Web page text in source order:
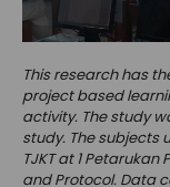
This research has
project based
activity. The study
study. The subjects
TJKT at 1
and Protocol. Data